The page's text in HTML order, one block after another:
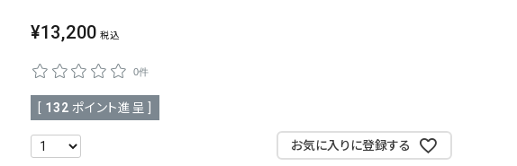
¥13,200 税込
0件
132 ポイント進呈 ]
お気に入りに登録する